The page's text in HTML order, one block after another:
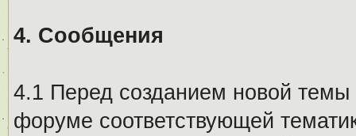
4. Сообщения
4.1 Перед созданием новой темы
форуме соответствующей